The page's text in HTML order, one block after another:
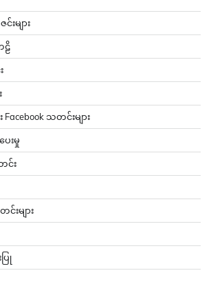
င်းများ
ဠိ
Facebook သတင်းများ
းမှု
င်း
းများ
ြု